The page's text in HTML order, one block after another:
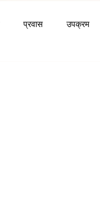
प्रवास उपक्रम